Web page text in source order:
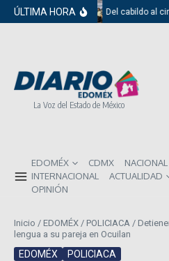
Saltar al contenido
ÚLTIMA HORA Del cabildo al
La Voz del Estado de México
EDOMÉX CDMX
NACIONAL
INTERNACIONAL
ACTUALIDAD
OPINIÓN
Inicio / EDOMÉX / POLICIACA /
lengua a su pareja en Ocuilan
EDOMÉX POLICIACA